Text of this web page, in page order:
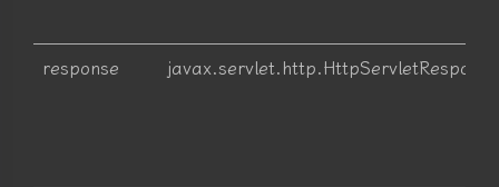
response javax.servlet.http.HttpServletResponse